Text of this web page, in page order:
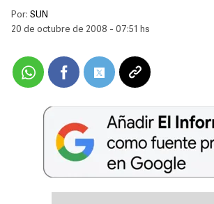
Por: SUN
20 de octubre de 2008 - 07:51 hs